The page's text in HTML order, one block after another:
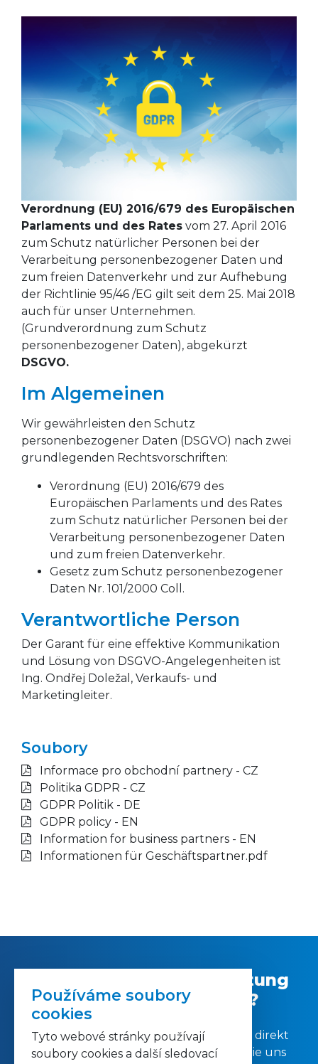
Verordnung (EU) 2016/679 des Europäischen
Parlaments und des Rates vom 27. April 2016
zum Schutz natürlicher Personen bei der
Verarbeitung personenbezogener Daten und
zum freien Datenverkehr und zur Aufhebung
der Richtlinie 95/46 /EG gilt seit dem 25. Mai 2018
auch für unser Unternehmen.
(Grundverordnung zum Schutz
personenbezogener Daten), abgekürzt
DSGVO.
Im Algemeinen
Wir gewährleisten den Schutz
personenbezogener Daten (DSGVO) nach zwei
grundlegenden Rechtsvorschriften:
Verordnung (EU) 2016/679 des
Europäischen Parlaments und des Rates
zum Schutz natürlicher Personen bei der
Verarbeitung personenbezogener Daten
und zum freien Datenverkehr.
Gesetz zum Schutz personenbezogener
Daten Nr. 101/2000 Coll.
Verantwortliche Person
Der Garant für eine effektive Kommunikation
und Lösung von DSGVO-Angelegenheiten ist
Ing. Ondřej Doležal, Verkaufs- und
Marketingleiter.
Soubory
Informace pro obchodní partnery - CZ
Politika GDPR - CZ
GDPR Politik - DE
GDPR policy - EN
Information for business partners - EN
Informationen für Geschäftspartner.pdf
Hat Sie die CNC Bearbeitung
gefangengenommen?
Möchten Sie mehr Informationen, oder direkt
ein Preisangebot? Bitte kontaktieren Sie uns
Používáme soubory
cookies
Tyto webové stránky používají
soubory cookies a další sledovací